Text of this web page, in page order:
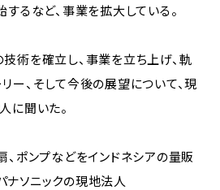
するなど、事業を拡大している。
術を確立し、事業を立ち上げ、軌
ー、そして今後の展望について、現
に聞いた。
、ポンプなどをインドネシアの量販
ソニックの現地法人